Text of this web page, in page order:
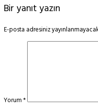
Bir yanıt yazın
E-posta adresiniz
Yorum*